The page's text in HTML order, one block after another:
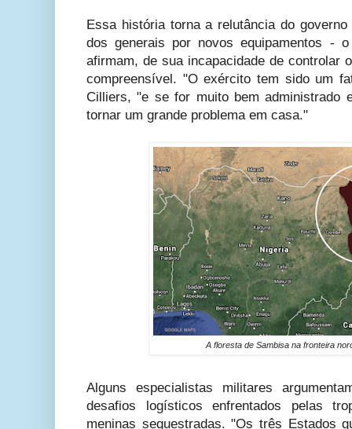
Essa história torna a relutância do
dos generais por novos equipamentos -
afirmam, de sua incapacidade de controlar
compreensível. "O exército tem sido um
Cilliers, "e se for muito bem administrado
tornar um grande problema em casa."
A floresta de Sambisa na fronteira
Alguns especialistas militares
desafios logísticos enfrentados pelas
meninas sequestradas. "Os três Estados